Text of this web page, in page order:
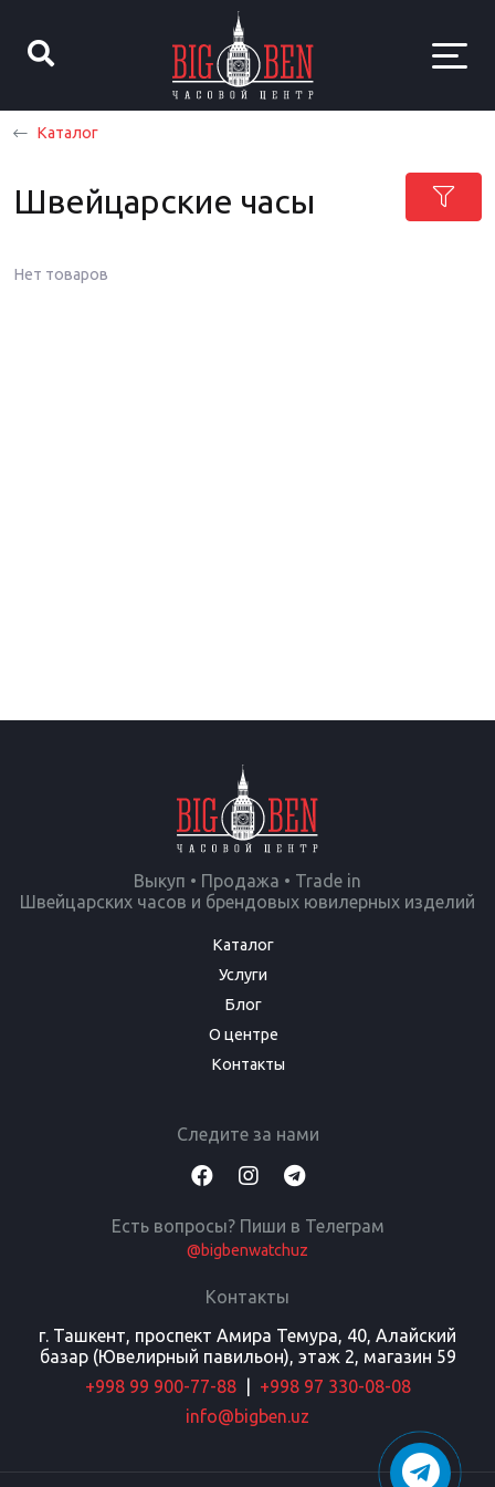
Каталог
Швейцарские часы
Нет товаров
Выкуп • Продажа • Trade in
Швейцарских часов и брендовых ювилерных изделий
Каталог
Услуги
Блог
О центре
Контакты
Следите за нами
Есть вопросы? Пиши в Телеграм
@bigbenwatchuz
Контакты
г. Ташкент, проспект Амира Темура, 40, Алайский
базар (Ювелирный павильон), этаж 2, магазин 59
+998 99 900-77-88
+998 97 330-08-08
info@bigben.uz